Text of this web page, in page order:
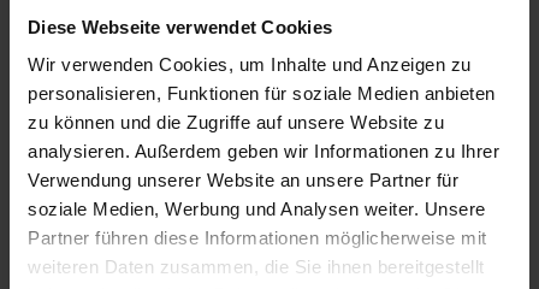
Diese Webseite verwendet Cookies
Wir verwenden Cookies, um Inhalte und Anzeigen zu
personalisieren, Funktionen für soziale Medien anbieten
zu können und die Zugriffe auf unsere Website zu
analysieren. Außerdem geben wir Informationen zu Ihrer
Verwendung unserer Website an unsere Partner für
soziale Medien, Werbung und Analysen weiter. Unsere
Partner führen diese Informationen möglicherweise mit
weiteren Daten zusammen, die Sie ihnen bereitgestellt
HW-0751/M306
MINUS PLUSst
Min.: 1 st
703,00 € AAT